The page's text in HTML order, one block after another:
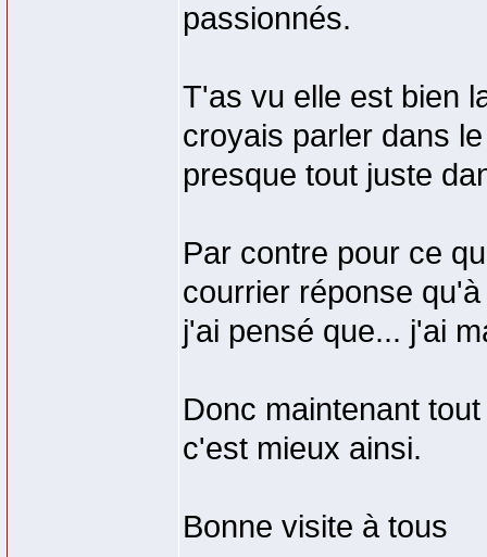
passionnés.
T'as vu elle est bien
croyais parler dans
presque tout juste
Par contre pour ce
courrier réponse
j'ai pensé que... j'ai
Donc maintenant
c'est mieux ainsi.
Bonne visite à tous